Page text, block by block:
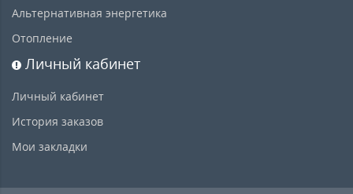
Альтернативная энергетика
Отопление
Личный кабинет
Личный кабинет
История заказов
Мои закладки